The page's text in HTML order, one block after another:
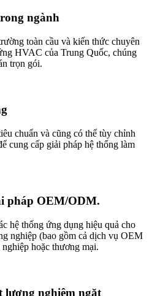
ngành
toàn cầu và kiến ​​thức chuyên
HVAC của Trung Quốc, chúng
trọn gói.
chuẩn và cũng có thể tùy chỉnh
cung cấp giải pháp hệ thống làm
pháp OEM/ODM.
hệ thống ứng dụng hiệu quả cho
nghiệp (bao gồm cả dịch vụ OEM
hoặc thương mại.
lượng nghiêm ngặt